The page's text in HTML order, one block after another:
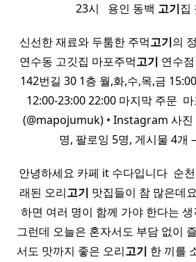
23시 ​ ​ 용인 동백 고기집
신선한 재료와 두툼한 주먹고기의
연수동 고깃집 마포주먹고기 연수
142번길 30 1층 월,화,수,목,금
12:00-23:00 22:00 마지막 주문
(@mapojumuk) • Instagram 사진
명, 팔로잉 5명, 게시물 4개
안녕하세요 카페 it 수다입니다 ​ 순
래된 오리고기 맛집들이 참 많은데
하면 여러 명이 함께 가야 한다는 생
그런데 오늘은 혼자서도 부담 없이
서도 맛까지 좋은 오리고기 한 끼를